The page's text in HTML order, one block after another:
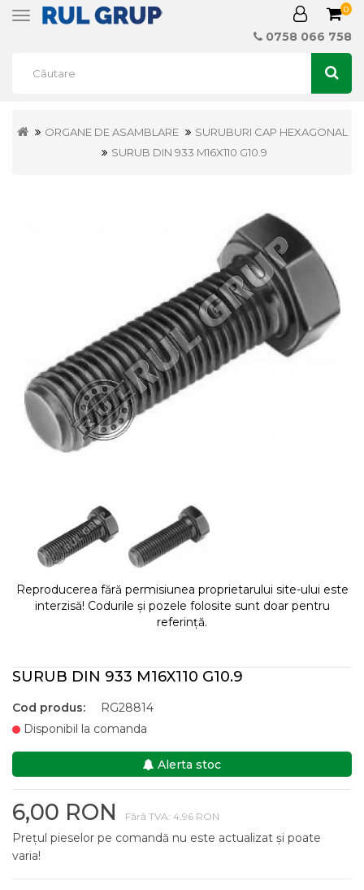
Toggle
0
0758 066 758
ORGANE DE ASAMBLARE
SURUBURI CAP HEXAGONAL
SURUB DIN 933 M16X110 G10.9
Reproducerea fără permisiunea proprietarului site-ului este
interzisă! Codurile și pozele folosite sunt doar pentru
referință.
SURUB DIN 933 M16X110 G10.9
Cod produs:
RG28814
Disponibil la comanda
Alerta stoc
6,00 RON Fără TVA: 4,96 RON
Prețul pieselor pe comandă nu este actualizat și poate
varia!